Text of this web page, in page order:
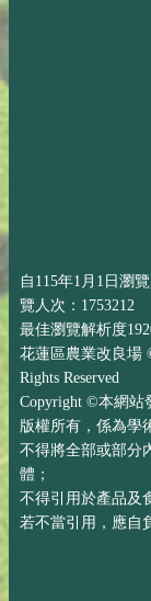
自115年1月1日瀏
覽人次：1753212
最佳瀏覽解析度
花蓮區農業改良場
Rights Reserved
Copyright ©本網站
版權所有，係為學
不得將全部或部分
體；
不得引用於產品及
若不當引用，應自